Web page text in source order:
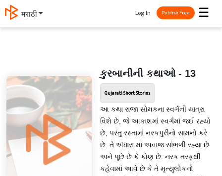
मराठी ☰
Log In Publish Free
કુરબાનીની કથાઓ - 13
Gujarati Short Stories
આ કથા રાજા સોમકના સ્વર્ગની યાત્રા
વિશે છે, જે આકાશમાં સ્વર્ગમાં જઈ રહ્યો
છે, પરંતુ રસ્તામાં નરકપુરીનો સામનો કરે
છે. તે અંધારા માં અવાજ સાંભળી રહ્યા છે
અને પૂછે છે કે કોણ છે. નરક તરફથી
કહેવામાં આવે છે કે તે મૃત્યુલોકનો